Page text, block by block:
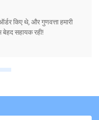
किए थे, और गुणवत्ता हमारी
बेहद सहायक रही!